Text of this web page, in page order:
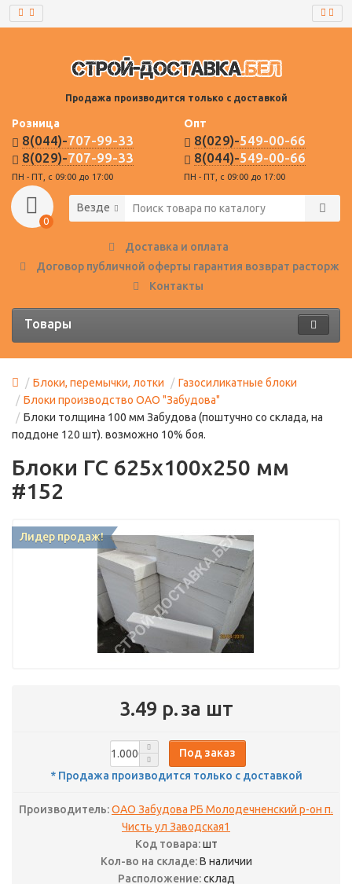
Продажа производится только с доставкой
Розница
8(044)-707-99-33
8(029)-707-99-33
ПН - ПТ, с 09:00 до 17:00
Опт
8(029)-549-00-66
8(044)-549-00-66
ПН - ПТ, с 09:00 до 17:00
0
Везде
Доставка и оплата
Договор публичной оферты гарантия возврат
Контакты
Товары
Блоки, перемычки, лотки
Газосиликатные блоки
Блоки производство ОАО "Забудова"
Блоки толщина 100 мм Забудова (поштучно со склада, на
поддоне 120 шт). возможно 10% боя.
Блоки ГС 625x100x250 мм
#152
Лидер продаж!
3.49 р.за шт
Под заказ
* Продажа производится только с доставкой
Производитель:ОАО Забудова РБ Молодечненский р-он п.
Чисть ул Заводская1
Код товара: шт
Кол-во на складе:В наличии
Расположение:склад